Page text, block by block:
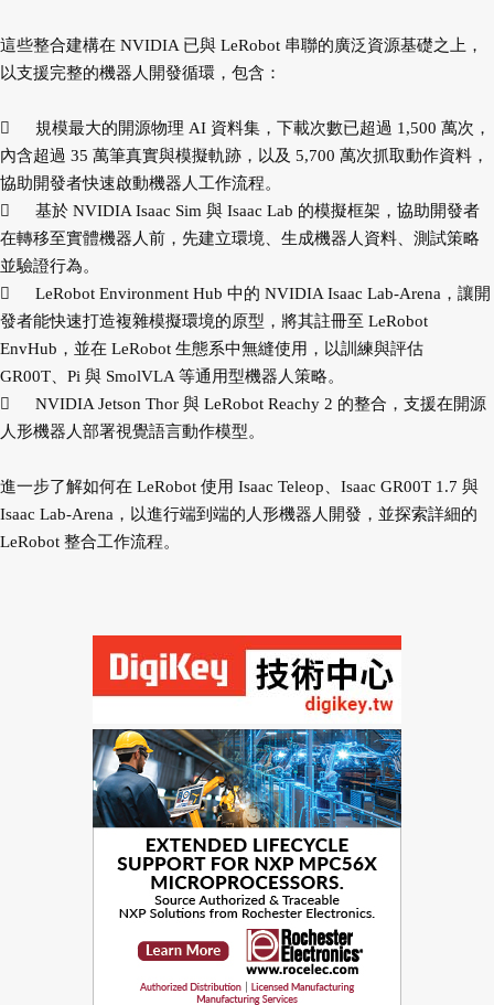
這些整合建構在 NVIDIA 已與 LeRobot 串聯的廣泛資源基礎之上，
以支援完整的機器人開發循環，包含：

規模最大的開源物理 AI 資料集，下載次數已超過 1,500 萬次，
內含超過 35 萬筆真實與模擬軌跡，以及 5,700 萬次抓取動作資料，
協助開發者快速啟動機器人工作流程。

基於 NVIDIA Isaac Sim 與 Isaac Lab 的模擬框架，協助開發者
在轉移至實體機器人前，先建立環境、生成機器人資料、測試策略
並驗證行為。

LeRobot Environment Hub 中的 NVIDIA Isaac Lab-Arena，讓開
發者能快速打造複雜模擬環境的原型，將其註冊至 LeRobot
EnvHub，並在 LeRobot 生態系中無縫使用，以訓練與評估
GR00T、Pi 與 SmolVLA 等通用型機器人策略。

NVIDIA Jetson Thor 與 LeRobot Reachy 2 的整合，支援在開源
人形機器人部署視覺語言動作模型。
進一步了解如何在 LeRobot 使用 Isaac Teleop、Isaac GR00T 1.7 與
Isaac Lab-Arena，以進行端到端的人形機器人開發，並探索詳細的
LeRobot 整合工作流程。